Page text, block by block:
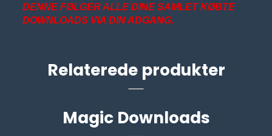
DENNE FØLGER ALLE DINE SAMLET KØBTE
DOWNLOADS VIA DIN ADGANG.
Relaterede produkter
Magic Downloads